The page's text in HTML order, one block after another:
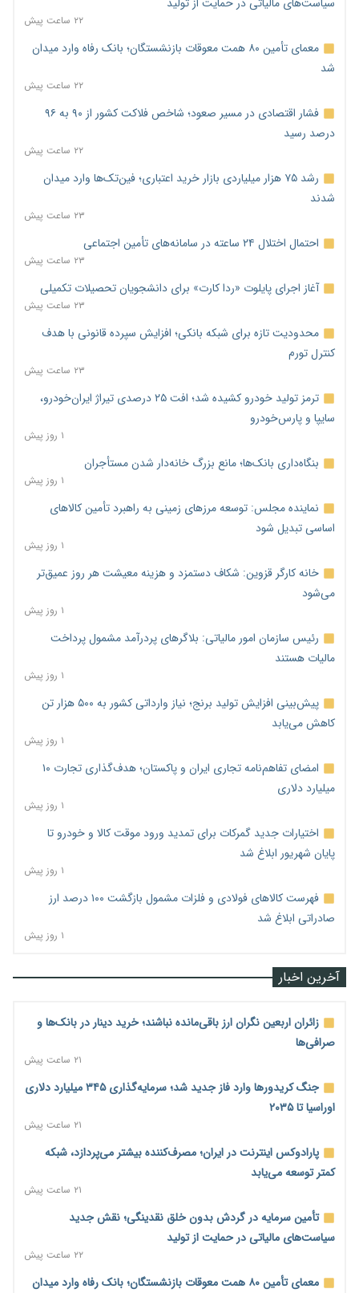
۲۲ ساعت پیش
معمای تأمین ۸۰ همت معوقات بازنشستگان؛ بانک رفاه وارد میدان
شد
۲۲ ساعت پیش
فشار اقتصادی در مسیر صعود؛ شاخص فلاکت کشور از ۹۰ به ۹۶
درصد رسید
۲۲ ساعت پیش
رشد ۷۵ هزار میلیاردی بازار خرید اعتباری؛ فین‌تک‌ها وارد میدان
شدند
۲۳ ساعت پیش
احتمال اختلال ۲۴ ساعته در سامانه‌های تأمین اجتماعی
۲۳ ساعت پیش
آغاز اجرای پایلوت «ردا کارت» برای دانشجویان تحصیلات تکمیلی
۲۳ ساعت پیش
محدودیت تازه برای شبکه بانکی؛ افزایش سپرده قانونی با هدف
کنترل تورم
۲۳ ساعت پیش
ترمز تولید خودرو کشیده شد؛ افت ۲۵ درصدی تیراژ ایران‌خودرو،
سایپا و پارس‌خودرو
۱ روز پیش
بنگاه‌داری بانک‌ها؛ مانع بزرگ خانه‌دار شدن مستأجران
۱ روز پیش
نماینده مجلس: توسعه مرزهای زمینی به راهبرد تأمین کالاهای
اساسی تبدیل شود
۱ روز پیش
خانه کارگر قزوین: شکاف دستمزد و هزینه معیشت هر روز عمیق‌تر
می‌شود
۱ روز پیش
رئیس سازمان امور مالیاتی: بلاگرهای پردرآمد مشمول پرداخت
مالیات هستند
۱ روز پیش
پیش‌بینی افزایش تولید برنج؛ نیاز وارداتی کشور به ۵۰۰ هزار تن
کاهش می‌یابد
۱ روز پیش
امضای تفاهم‌نامه تجاری ایران و پاکستان؛ هدف‌گذاری تجارت ۱۰
میلیارد دلاری
۱ روز پیش
اختیارات جدید گمرکات برای تمدید ورود موقت کالا و خودرو تا
پایان شهریور ابلاغ شد
۱ روز پیش
فهرست کالاهای فولادی و فلزات مشمول بازگشت ۱۰۰ درصد ارز
صادراتی ابلاغ شد
۱ روز پیش
آخرین اخبار
زائران اربعین نگران ارز باقی‌مانده نباشند؛ خرید دینار در بانک‌ها و
صرافی‌ها
۲۱ ساعت پیش
جنگ کریدورها وارد فاز جدید شد؛ سرمایه‌گذاری ۳۴۵ میلیارد دلاری
اوراسیا تا ۲۰۳۵
۲۱ ساعت پیش
پارادوکس اینترنت در ایران؛ مصرف‌کننده بیشتر می‌پردازد، شبکه
کمتر توسعه می‌یابد
۲۱ ساعت پیش
تأمین سرمایه در گردش بدون خلق نقدینگی؛ نقش جدید
سیاست‌های مالیاتی در حمایت از تولید
۲۲ ساعت پیش
معمای تأمین ۸۰ همت معوقات بازنشستگان؛ بانک رفاه وارد میدان